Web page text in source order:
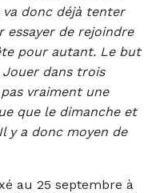
va donc déjà tenter
essayer de rejoindre
pour autant. Le but
Jouer dans trois
vraiment une
que le dimanche et
y a donc moyen de
au 25 septembre à